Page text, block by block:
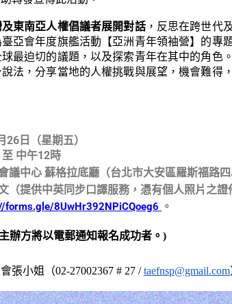
及東南亞人權倡議者展開對話， 反思在跨世代
臺亞會年度旗艦活動【亞洲青年領袖營】的專
最迫切的議題，以及探索青年在其中的角色
法，分享當地的人權挑戰與展望，機會難得，
26日（星期五）
中午12時
議中心 蘇格拉底廳（台北市大安區羅斯福路四
（提供中英同步口譯服務， 憑有個人照片之證
forms.gle/8UwHr392NPiCQoeg6 。
辦方將以電郵通知報名成功者。)
張小姐（02-27002367 # 27 /taefnsp@gmail.com